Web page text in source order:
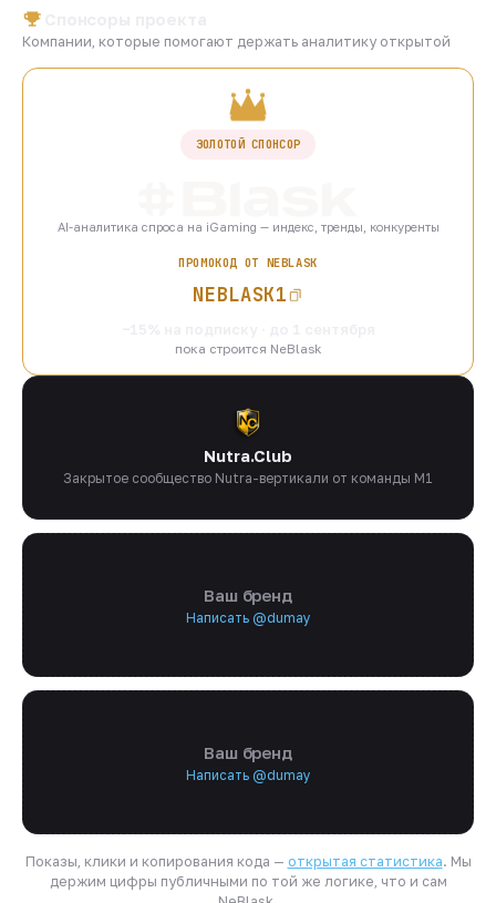
Компании, которые помогают держать аналитику открытой
ЗОЛОТОЙ СПОНСОР
AI-аналитика спроса на iGaming — индекс, тренды, конкуренты
ПРОМОКОД ОТ NEBLASK
NEBLASK1
пока строится NeBlask
Nutra.Club
Закрытое сообщество Nutra-вертикали от команды M1
Ваш бренд
Написать @dumay
Ваш бренд
Написать @dumay
Показы, клики и копирования кода — открытая статистика. Мы
держим цифры публичными по той же логике, что и сам